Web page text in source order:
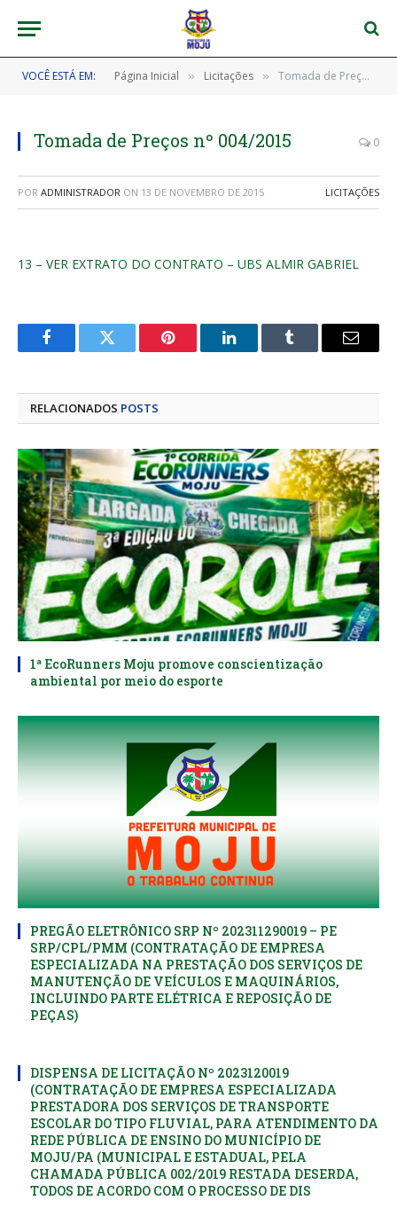
VOCÊ ESTÁ EM: Página Inicial » Licitações » Tomada de Preços nº 004/2015
Tomada de Preços nº 004/2015 0
POR ADMINISTRADOR ON 13 DE NOVEMBRO DE 2015 LICITAÇÕES
13 – VER EXTRATO DO CONTRATO – UBS ALMIR GABRIEL
FacebookTwitter Pinterest LinkedInTumblr
E-
RELACIONADOS POSTS
1ª EcoRunners Moju promove conscientização
ambiental por meio do esporte
PREGÃO ELETRÔNICO SRP Nº 202311290019 – PE
SRP/CPL/PMM (CONTRATAÇÃO DE EMPRESA
ESPECIALIZADA NA PRESTAÇÃO DOS SERVIÇOS DE
MANUTENÇÃO DE VEÍCULOS E MAQUINÁRIOS,
INCLUINDO PARTE ELÉTRICA E REPOSIÇÃO DE
PEÇAS)
DISPENSA DE LICITAÇÃO Nº 2023120019
(CONTRATAÇÃO DE EMPRESA ESPECIALIZADA
PRESTADORA DOS SERVIÇOS DE TRANSPORTE
ESCOLAR DO TIPO FLUVIAL, PARA ATENDIMENTO DA
REDE PÚBLICA DE ENSINO DO MUNICÍPIO DE
MOJU/PA (MUNICIPAL E ESTADUAL, PELA
CHAMADA PÚBLICA 002/2019 RESTADA DESERDA,
TODOS DE ACORDO COM O PROCESSO DE DIS